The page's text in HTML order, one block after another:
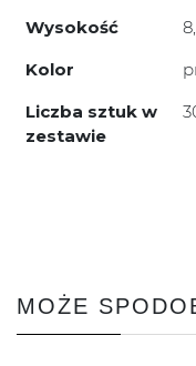
Wysokość
Kolor
Liczba sztuk w
zestawie
MOŻE